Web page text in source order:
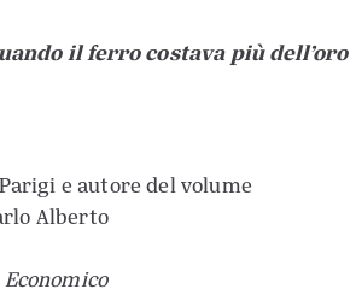
il ferro costava più dell’oro
e autore del volume
Alberto